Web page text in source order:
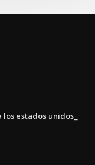
estados unidos_